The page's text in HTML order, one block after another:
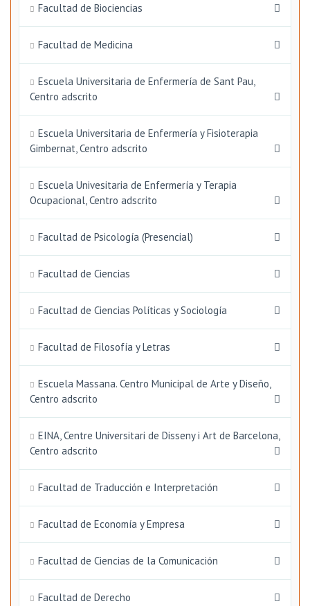
Facultad de Biociencias
Facultad de Medicina
Escuela Universitaria de Enfermería de Sant Pau,
Centro adscrito
Escuela Universitaria de Enfermería y Fisioterapia
Gimbernat, Centro adscrito
Escuela Univesitaria de Enfermería y Terapia
Ocupacional, Centro adscrito
Facultad de Psicología (Presencial)
Facultad de Ciencias
Facultad de Ciencias Políticas y Sociología
Facultad de Filosofía y Letras
Escuela Massana. Centro Municipal de Arte y Diseño,
Centro adscrito
EINA, Centre Universitari de Disseny i Art de Barcelona,
Centro adscrito
Facultad de Traducción e Interpretación
Facultad de Economía y Empresa
Facultad de Ciencias de la Comunicación
Facultad de Derecho